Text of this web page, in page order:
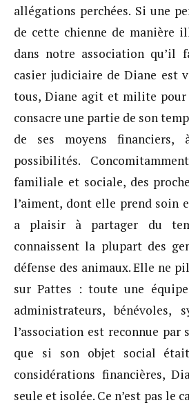
allégations perchées. Si une
de cette chienne de manière
dans notre association qu’il
casier judiciaire de Diane est
tous, Diane agit et milite pour
consacre une partie de son
de ses moyens financiers,
possibilités.
familiale et sociale, des
l’aiment, dont elle prend soin
a plaisir à partager du
connaissent la plupart des
défense des animaux. Elle ne
sur Pattes : toute une
administrateurs, bénévoles,
l’association est reconnue par
que si son objet social
considérations financières,
seule et isolée. Ce n’est pas le